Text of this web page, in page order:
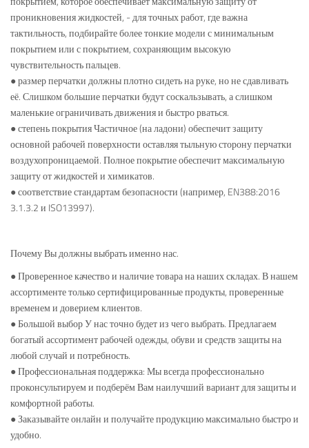
проникновения жидкостей, - для точных работ, где важна
тактильность, подбирайте более тонкие модели с минимальным
покрытием или с покрытием, сохраняющим высокую
чувствительность пальцев.
● размер перчатки должны плотно сидеть на руке, но не сдавливать
её. Слишком большие перчатки будут соскальзывать, а слишком
маленькие ограничивать движения и быстро рваться.
● степень покрытия Частичное (на ладони) обеспечит защиту
основной рабочей поверхности оставляя тыльную сторону перчатки
воздухопроницаемой. Полное покрытие обеспечит максимальную
защиту от жидкостей и химикатов.
● соответствие стандартам безопасности (например, EN388:2016
3.1.3.2 и ISO13997).
Почему Вы должны выбрать именно нас.
● Проверенное качество и наличие товара на наших складах. В нашем
ассортименте только сертифицированные продукты, проверенные
временем и доверием клиентов.
● Большой выбор У нас точно будет из чего выбрать. Предлагаем
богатый ассортимент рабочей одежды, обуви и средств защиты на
любой случай и потребность.
● Профессиональная поддержка: Мы всегда профессионально
проконсультируем и подберём Вам наилучший вариант для защиты и
комфортной работы.
● Заказывайте онлайн и получайте продукцию максимально быстро и
удобно.